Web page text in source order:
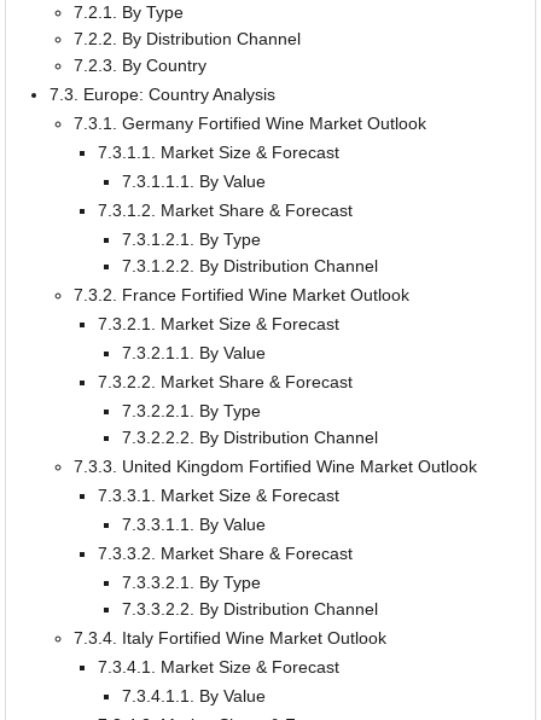
7.2.1. By Type
7.2.2. By Distribution Channel
7.2.3. By Country
7.3. Europe: Country Analysis
7.3.1. Germany Fortified Wine Market Outlook
7.3.1.1. Market Size & Forecast
7.3.1.1.1. By Value
7.3.1.2. Market Share & Forecast
7.3.1.2.1. By Type
7.3.1.2.2. By Distribution Channel
7.3.2. France Fortified Wine Market Outlook
7.3.2.1. Market Size & Forecast
7.3.2.1.1. By Value
7.3.2.2. Market Share & Forecast
7.3.2.2.1. By Type
7.3.2.2.2. By Distribution Channel
7.3.3. United Kingdom Fortified Wine Market Outlook
7.3.3.1. Market Size & Forecast
7.3.3.1.1. By Value
7.3.3.2. Market Share & Forecast
7.3.3.2.1. By Type
7.3.3.2.2. By Distribution Channel
7.3.4. Italy Fortified Wine Market Outlook
7.3.4.1. Market Size & Forecast
7.3.4.1.1. By Value